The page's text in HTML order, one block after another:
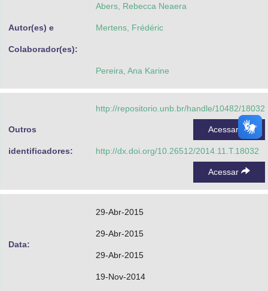
Autor(es) e
Colaborador(es):
Abers, Rebecca Neaera
Mertens, Frédéric
Pereira, Ana Karine
Outros
identificadores:
http://repositorio.unb.br/handle/10482/18032
Acessar
http://dx.doi.org/10.26512/2014.11.T.18032
Acessar
Data:
29-Abr-2015
29-Abr-2015
29-Abr-2015
19-Nov-2014